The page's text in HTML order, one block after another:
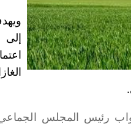
نواب رئيس المجلس